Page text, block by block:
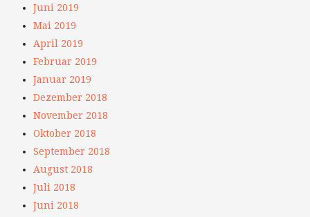
Juni 2019
Mai 2019
April 2019
Februar 2019
Januar 2019
Dezember 2018
November 2018
Oktober 2018
September 2018
August 2018
Juli 2018
Juni 2018